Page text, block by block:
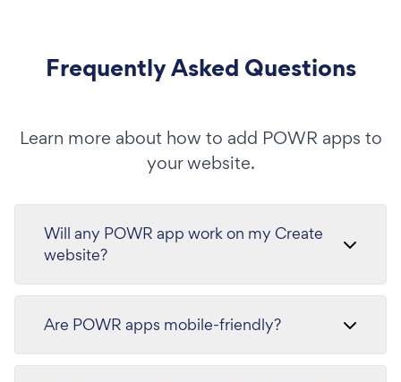
Frequently Asked Questions
Learn more about how to add POWR apps to
your website.
Will any POWR app work on my Create
website?
Are POWR apps mobile-friendly?